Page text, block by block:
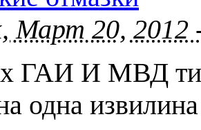
Март 20, 2012
ГАИ И МВД
одна